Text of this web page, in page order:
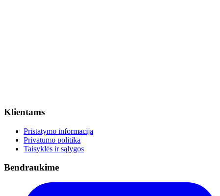
Klientams
Pristatymo informacija
Privatumo politika
Taisyklės ir sąlygos
Bendraukime